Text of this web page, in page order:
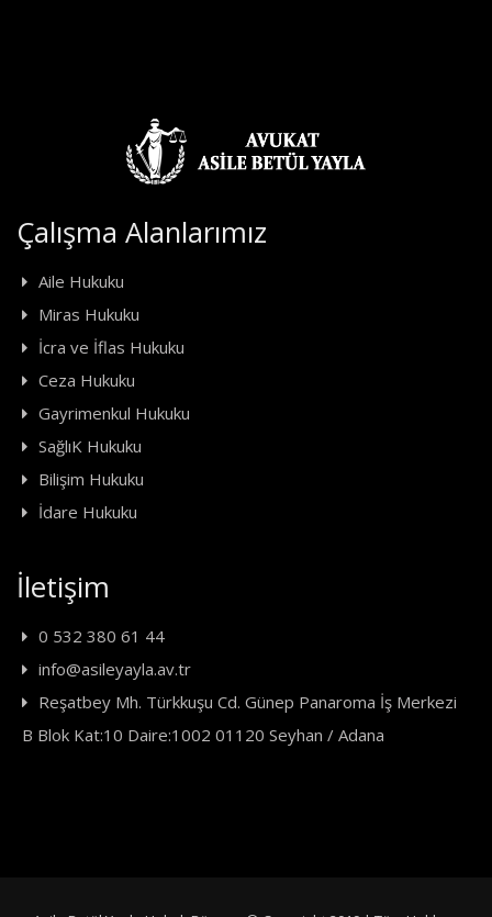
Çalışma Alanlarımız
Aile Hukuku
Miras Hukuku
İcra ve İflas Hukuku
Ceza Hukuku
Gayrimenkul Hukuku
SağlıK Hukuku
Bilişim Hukuku
İdare Hukuku
İletişim
0 532 380 61 44
info@asileyayla.av.tr
Reşatbey Mh. Türkkuşu Cd. Günep Panaroma İş Merkezi
B Blok Kat:10 Daire:1002 01120 Seyhan / Adana